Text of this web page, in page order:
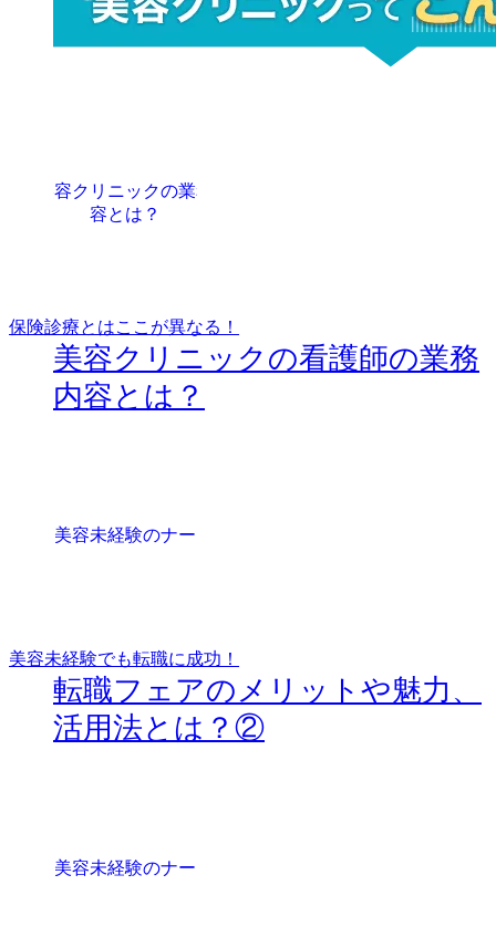
保険診療とはここが異なる！
美容クリニックの看護師の業務
内容とは？
美容未経験でも転職に成功！
転職フェアのメリットや魅力、
活用法とは？②